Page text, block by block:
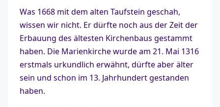
Was 1668 mit dem alten Taufstein geschah,
wissen wir nicht. Er dürfte noch aus der Zeit der
Erbauung des ältesten Kirchenbaus gestammt
haben. Die Marienkirche wurde am 21. Mai 1316
erstmals urkundlich erwähnt, dürfte aber älter
sein und schon im 13. Jahrhundert gestanden
haben.